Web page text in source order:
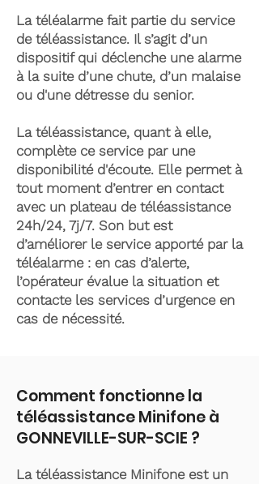
La téléalarme fait partie du service
de téléassistance. Il s’agit d’un
dispositif qui déclenche une alarme
à la suite d’une chute, d’un malaise
ou d'une détresse du senior.
La téléassistance, quant à elle,
complète ce service par une
disponibilité d'écoute. Elle permet à
tout moment d’entrer en contact
avec un plateau de téléassistance
24h/24, 7j/7. Son but est
d’améliorer le service apporté par la
téléalarme : en cas d’alerte,
l’opérateur évalue la situation et
contacte les services d’urgence en
cas de nécessité.
Comment fonctionne la
téléassistance Minifone à
GONNEVILLE-SUR-SCIE ?
La téléassistance Minifone est un